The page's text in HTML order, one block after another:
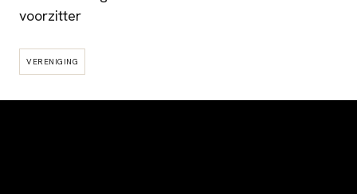
voorzitter
VERENIGING